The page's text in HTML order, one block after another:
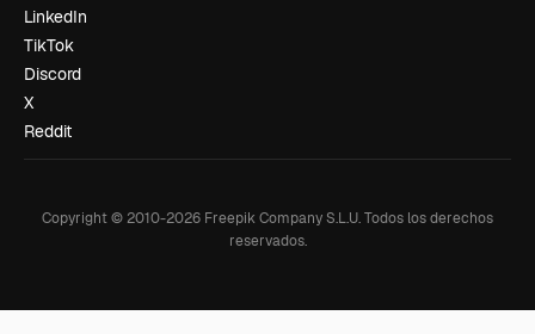
LinkedIn
TikTok
Discord
X
Reddit
Copyright © 2010-2026 Freepik Company S.L.U.Todos los derechos
reservados.